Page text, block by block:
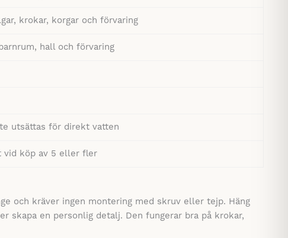
krokar, korgar och förvaring
hall och förvaring
utsättas för direkt vatten
vid köp av 5 eller fler
och kräver ingen montering med skruv eller tejp. Häng
skapa en personlig detalj. Den fungerar bra på krokar,